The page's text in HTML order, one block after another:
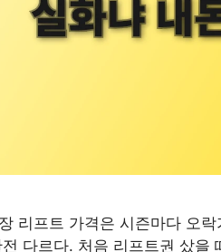
리프트 가격은 시즌마다 오
다르다. 처음 리프트권 샀을